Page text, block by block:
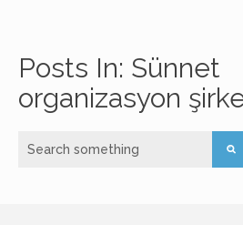
Posts In: Sünnet
organizasyon